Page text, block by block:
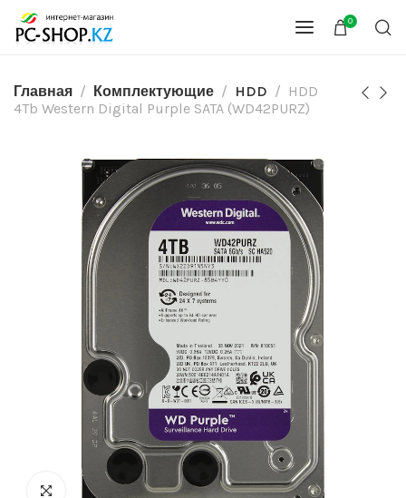
0
Главная Комплектующие HDD
HDD
4Tb Western Digital Purple SATA (WD42PURZ)